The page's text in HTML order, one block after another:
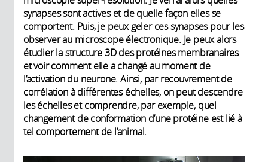
synapses sont actives et de quelle façon elles se
comportent. Puis, je peux geler ces synapses pour les
observer au microscope électronique. Je peux alors
étudier la structure 3D des protéines membranaires
et voir comment elle a changé au moment de
l’activation du neurone. Ainsi, par recouvrement de
corrélation à différentes échelles, on peut descendre
les échelles et comprendre, par exemple, quel
changement de conformation d’une protéine est lié à
tel comportement de l’animal.